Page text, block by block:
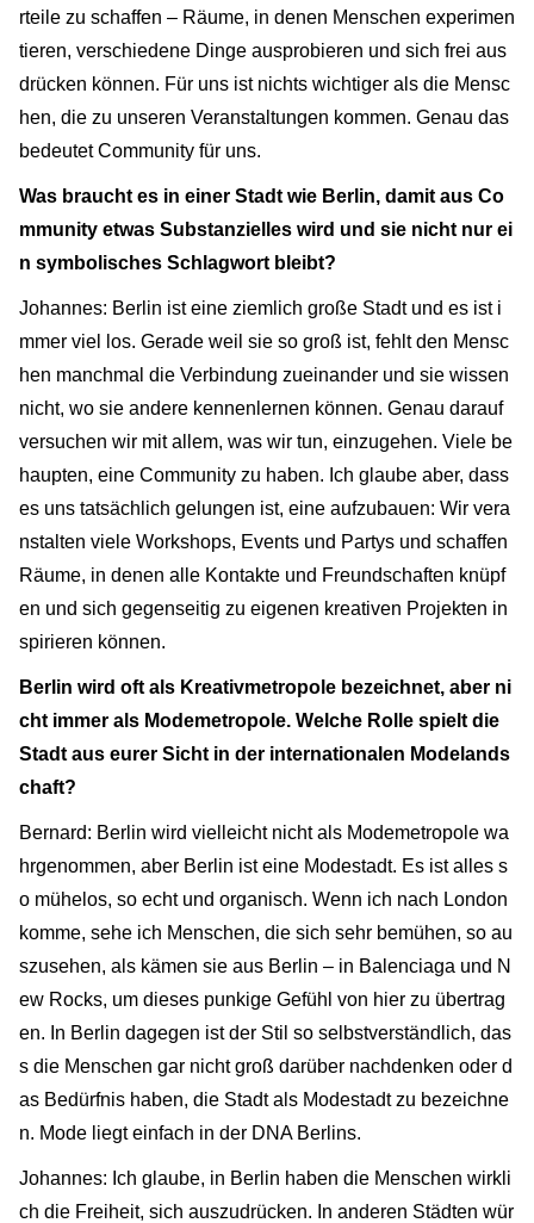
rteile zu schaffen – Räume, in denen Menschen experimen
tieren, verschiedene Dinge ausprobieren und sich frei aus
drücken können. Für uns ist nichts wichtiger als die Mensc
hen, die zu unseren Veranstaltungen kommen. Genau das
bedeutet Community für uns.
Was braucht es in einer Stadt wie Berlin, damit aus Co
mmunity etwas Substanzielles wird und sie nicht nur ei
n symbolisches Schlagwort bleibt?
Johannes: Berlin ist eine ziemlich große Stadt und es ist i
mmer viel los. Gerade weil sie so groß ist, fehlt den Mensc
hen manchmal die Verbindung zueinander und sie wissen
nicht, wo sie andere kennenlernen können. Genau darauf
versuchen wir mit allem, was wir tun, einzugehen. Viele be
haupten, eine Community zu haben. Ich glaube aber, dass
es uns tatsächlich gelungen ist, eine aufzubauen: Wir vera
nstalten viele Workshops, Events und Partys und schaffen
Räume, in denen alle Kontakte und Freundschaften knüpf
en und sich gegenseitig zu eigenen kreativen Projekten in
spirieren können.
Berlin wird oft als Kreativmetropole bezeichnet, aber ni
cht immer als Modemetropole. Welche Rolle spielt die
Stadt aus eurer Sicht in der internationalen Modelands
chaft?
Bernard: Berlin wird vielleicht nicht als Modemetropole wa
hrgenommen, aber Berlin ist eine Modestadt. Es ist alles s
o mühelos, so echt und organisch. Wenn ich nach London
komme, sehe ich Menschen, die sich sehr bemühen, so au
szusehen, als kämen sie aus Berlin – in Balenciaga und N
ew Rocks, um dieses punkige Gefühl von hier zu übertrag
en. In Berlin dagegen ist der Stil so selbstverständlich, das
s die Menschen gar nicht groß darüber nachdenken oder d
as Bedürfnis haben, die Stadt als Modestadt zu bezeichne
n. Mode liegt einfach in der DNA Berlins.
Johannes: Ich glaube, in Berlin haben die Menschen wirkli
ch die Freiheit, sich auszudrücken. In anderen Städten wür